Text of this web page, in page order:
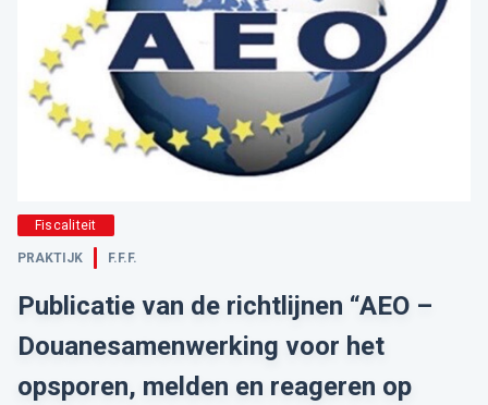
Fiscaliteit
PRAKTIJK F.F.F.
Publicatie van de richtlijnen “AEO –
Douanesamenwerking voor het
opsporen, melden en reageren op